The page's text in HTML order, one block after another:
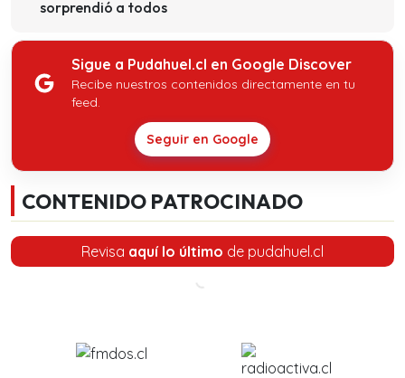
sorprendió a todos
Sigue a Pudahuel.cl en Google Discover
Recibe nuestros contenidos directamente en tu
feed.
Seguir en Google
CONTENIDO PATROCINADO
Revisa aquí lo último de pudahuel.cl